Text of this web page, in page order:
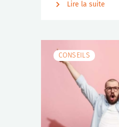
Lire la suite
CONSEILS